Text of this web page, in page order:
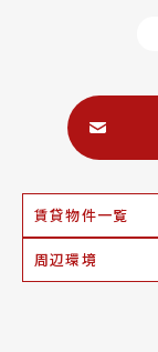
賃貸物件一覧
周辺環境